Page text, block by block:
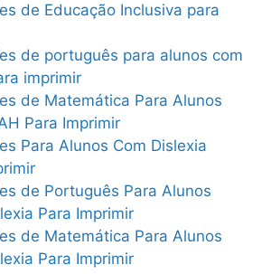
de Educação Inclusiva para
de português para alunos com
imprimir
de Matemática Para Alunos
Para Imprimir
Para Alunos Com Dislexia
de Português Para Alunos
Para Imprimir
de Matemática Para Alunos
Para Imprimir